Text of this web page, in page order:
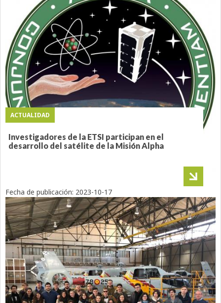
ACTUALIDAD
Investigadores de la ETSI participan en el
desarrollo del satélite de la Misión Alpha
Fecha de publicación: 2023-10-17